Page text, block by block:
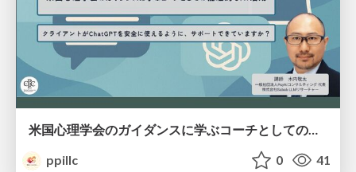
米国心理学会のガイダンスに学ぶコーチとしての倫理的なAI活用
ppillc
0 41